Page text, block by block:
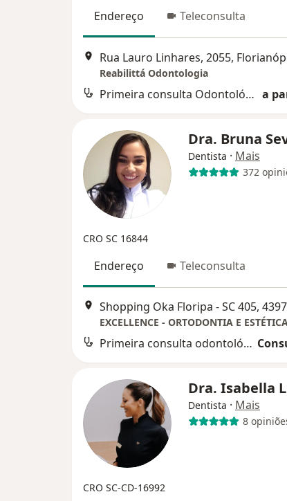
Endereço Teleconsulta
Rua Lauro Linhares, 2055,
Reabilittá Odontologia
Primeira consulta Odontológica a
Dra. Bruna
Dentista · Mais
372
CRO SC 16844
Endereço Teleconsulta
EXCELLENCE - ORTODONTIA E
Primeira consulta odontológica com limpeza incluída
Dra. Isabella
Dentista · Mais
8
CRO SC-CD-16992